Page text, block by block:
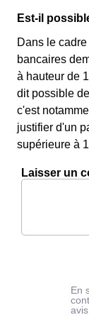
Est-il
Dans le
bancaires
à hauteur de
dit possible
c'est
justifier d'un
supérieure à
Laisser un
En